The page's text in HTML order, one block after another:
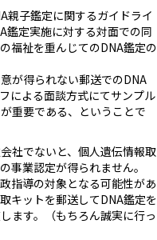
親子鑑定に関するガイドライ
鑑定実施に対する対面での同
福祉を重んじてのDNA鑑定の
が得られない郵送でのDNA
による面談方式にてサンプル
重要である、ということで
社でないと、個人遺伝情報取
事業認定が得られません。
指導の対象となる可能性があ
キットを郵送してDNA鑑定を
ます。（もちろん誠実に行っ